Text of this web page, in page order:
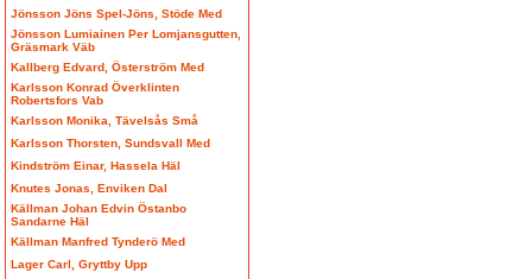
Jönsson Jöns Spel-Jöns, Stöde Med
Jönsson Lumiainen Per Lomjansgutten,
Gräsmark Väb
Kallberg Edvard, Österström Med
Karlsson Konrad Överklinten
Robertsfors Vab
Karlsson Monika, Tävelsås Små
Karlsson Thorsten, Sundsvall Med
Kindström Einar, Hassela Häl
Knutes Jonas, Enviken Dal
Källman Johan Edvin Östanbo
Sandarne Häl
Källman Manfred Tynderö Med
Lager Carl, Gryttby Upp